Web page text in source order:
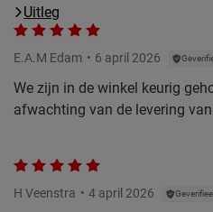
Uitleg
E.A.M Edam 6 april 2026
We zijn in de winkel keurig
afwachting van de levering
H Veenstra 4 april 2026